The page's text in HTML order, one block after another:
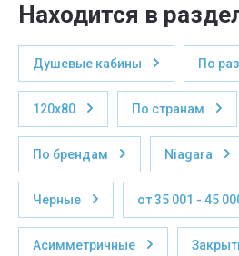
Находится в
Душевые кабины По
120x80 По странам
По брендам Niagara
Черные от 35 001 - 45
Асимметричные